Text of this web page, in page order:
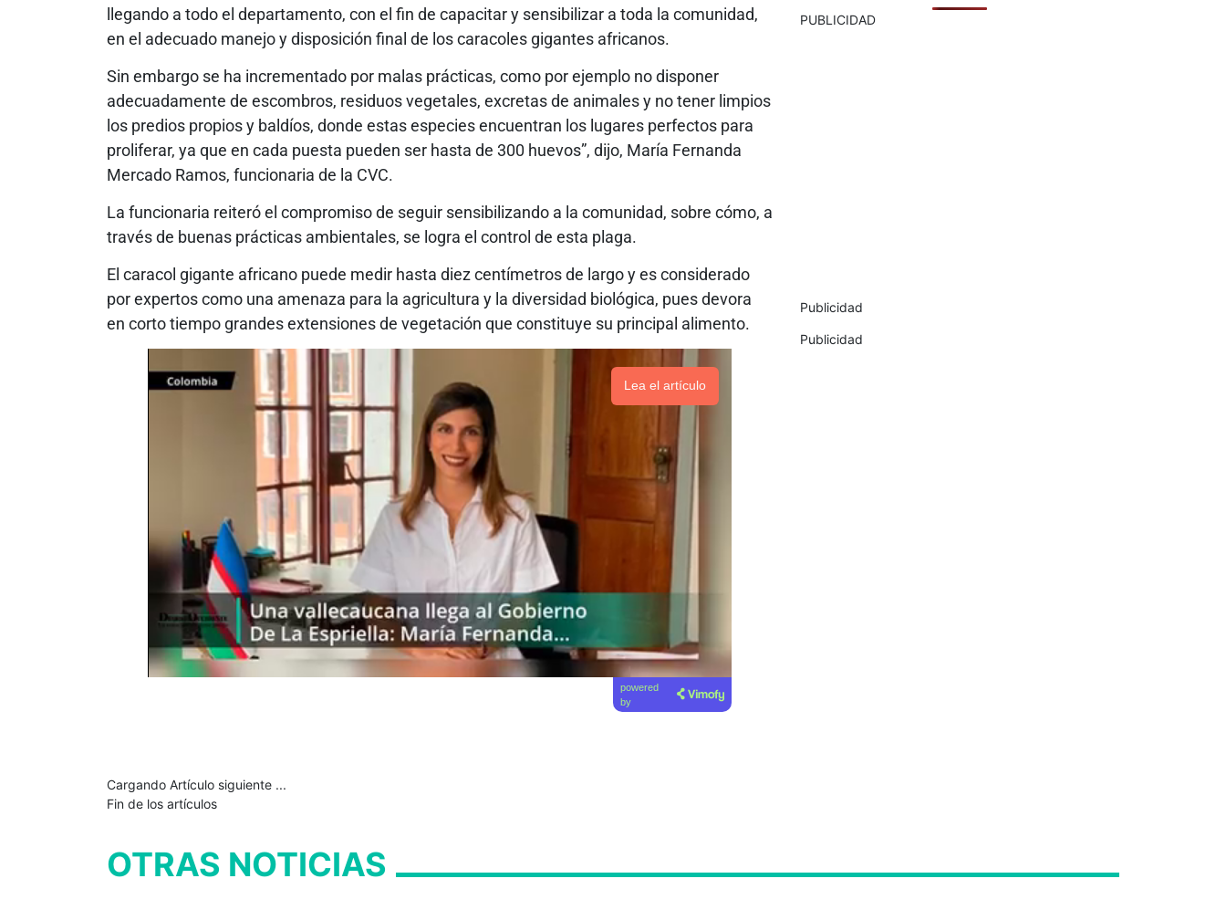
llegando a todo el departamento, con el fin de capacitar y sensibilizar a toda la comunidad,
en el adecuado manejo y disposición final de los caracoles gigantes africanos.
Sin embargo se ha incrementado por malas prácticas, como por ejemplo no disponer
adecuadamente de escombros, residuos vegetales, excretas de animales y no tener limpios
los predios propios y baldíos, donde estas especies encuentran los lugares perfectos para
proliferar, ya que en cada puesta pueden ser hasta de 300 huevos”, dijo, María Fernanda
Mercado Ramos, funcionaria de la CVC.
La funcionaria reiteró el compromiso de seguir sensibilizando a la comunidad, sobre cómo, a
través de buenas prácticas ambientales, se logra el control de esta plaga.
El caracol gigante africano puede medir hasta diez centímetros de largo y es considerado
por expertos como una amenaza para la agricultura y la diversidad biológica, pues devora
en corto tiempo grandes extensiones de vegetación que constituye su principal alimento.
Lea el artículo
powered
by
Cargando Artículo siguiente ...
Fin de los artículos
PUBLICIDAD
Publicidad
Publicidad
OTRAS NOTICIAS